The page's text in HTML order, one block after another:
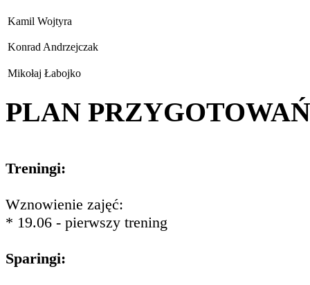
Kamil Wojtyra
Konrad Andrzejczak
Mikołaj Łabojko
PLAN PRZYGOTOWAŃ
Treningi:
Wznowienie zajęć:
* 19.06 - pierwszy trening
Sparingi: